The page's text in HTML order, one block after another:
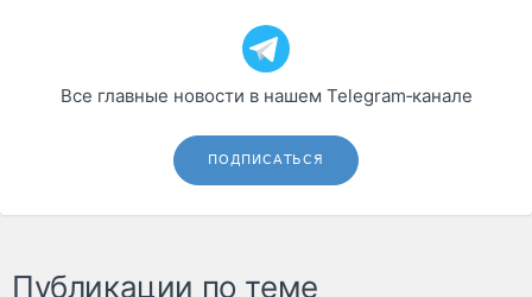
Все главные новости в нашем Telegram‑канале
ПОДПИСАТЬСЯ
Публикации по теме